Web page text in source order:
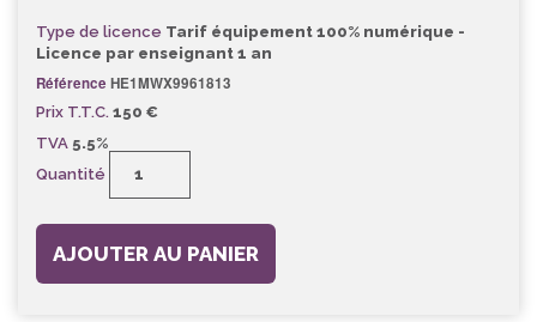
Type de licence Tarif équipement 100% numérique -
Licence par enseignant 1 an
Référence HE1MWX9961813
Prix T.T.C. 150 €
TVA 5.5%
Quantité
AJOUTER AU PANIER